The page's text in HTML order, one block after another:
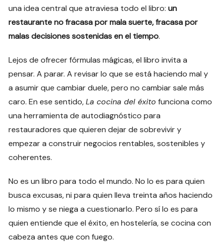
una idea central que atraviesa todo el libro:un
restaurante no fracasa por mala suerte, fracasa por
malas decisiones sostenidas en el tiempo.
Lejos de ofrecer fórmulas mágicas, el libro invita a
pensar. A parar. A revisar lo que se está haciendo mal y
a asumir que cambiar duele, pero no cambiar sale más
caro. En ese sentido,La cocina del éxito funciona como
una herramienta de autodiagnóstico para
restauradores que quieren dejar de sobrevivir y
empezar a construir negocios rentables, sostenibles y
coherentes.
No es un libro para todo el mundo. No lo es para quien
busca excusas, ni para quien lleva treinta años haciendo
lo mismo y se niega a cuestionarlo. Pero sí lo es para
quien entiende que el éxito, en hostelería, se cocina con
cabeza antes que con fuego.